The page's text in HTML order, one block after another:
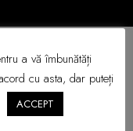
a vă îmbunătăți
cu asta, dar puteți
ACCEPT